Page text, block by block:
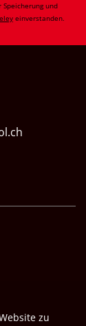
und
einverstanden.
zu